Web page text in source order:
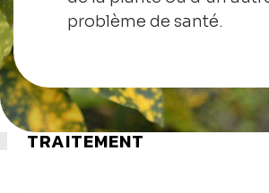
problème de santé.
TRAITEMENT